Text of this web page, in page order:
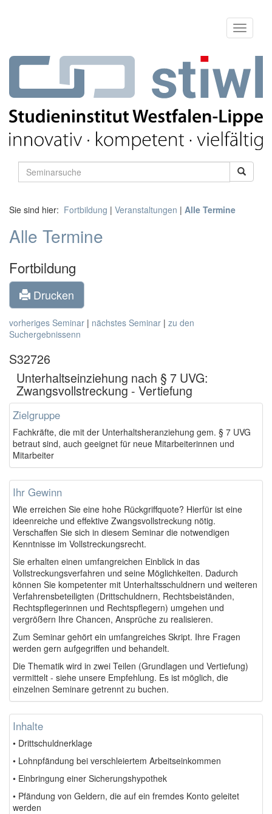
Sie sind hier: Fortbildung | Veranstaltungen | Alle Termine
Alle Termine
Fortbildung
Drucken
vorheriges Seminar | nächstes Seminar | zu den
Suchergebnissenn
S32726
Unterhaltseinziehung nach § 7 UVG:
Zwangsvollstreckung - Vertiefung
Zielgruppe
Fachkräfte, die mit der Unterhaltsheranziehung gem. § 7 UVG
betraut sind, auch geeignet für neue Mitarbeiterinnen und
Mitarbeiter
Ihr Gewinn
Wie erreichen Sie eine hohe Rückgriffquote? Hierfür ist eine
ideenreiche und effektive Zwangsvollstreckung nötig.
Verschaffen Sie sich in diesem Seminar die notwendigen
Kenntnisse im Vollstreckungsrecht.
Sie erhalten einen umfangreichen Einblick in das
Vollstreckungsverfahren und seine Möglichkeiten. Dadurch
können Sie kompetenter mit Unterhaltsschuldnern und weiteren
Verfahrensbeteiligten (Drittschuldnern, Rechtsbeiständen,
Rechtspflegerinnen und Rechtspflegern) umgehen und
vergrößern Ihre Chancen, Ansprüche zu realisieren.
Zum Seminar gehört ein umfangreiches Skript. Ihre Fragen
werden gern aufgegriffen und behandelt.
Die Thematik wird in zwei Teilen (Grundlagen und Vertiefung)
vermittelt - siehe unsere Empfehlung. Es ist möglich, die
einzelnen Seminare getrennt zu buchen.
Inhalte
• Drittschuldnerklage
• Lohnpfändung bei verschleiertem Arbeitseinkommen
• Einbringung einer Sicherungshypothek
• Pfändung von Geldern, die auf ein fremdes Konto geleitet
werden